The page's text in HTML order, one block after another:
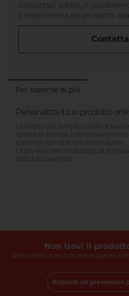
Contattaci subito, ti
o nella ricerca del prodotto
Per saperne di più
Personalizza il tuo prodotto
I prodotti più semplici e belli di
qualità di stampa e del preventivo
trasmetti con stile la tua immagine.
Le più avanzate tecnologie di
dalla tua creatività.
Non trovi il
Siamo felici di aiutarti per esigenze
Richiedi un preventivo